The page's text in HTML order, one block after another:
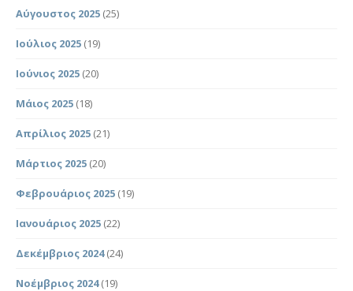
Αύγουστος 2025 (25)
Ιούλιος 2025 (19)
Ιούνιος 2025 (20)
Μάιος 2025 (18)
Απρίλιος 2025 (21)
Μάρτιος 2025 (20)
Φεβρουάριος 2025 (19)
Ιανουάριος 2025 (22)
Δεκέμβριος 2024(24)
Νοέμβριος 2024(19)